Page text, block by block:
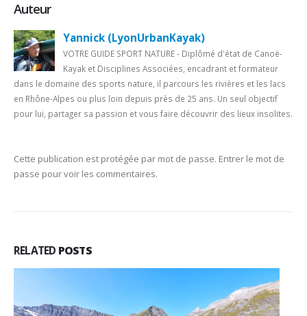
Auteur
Yannick (LyonUrbanKayak)
VOTRE GUIDE SPORT NATURE - Diplômé d'état de Canoë-
Kayak et Disciplines Associées, encadrant et formateur
dans le domaine des sports nature, il parcours les rivières et les lacs
en Rhône-Alpes ou plus loin depuis près de 25 ans. Un seul objectif
pour lui, partager sa passion et vous faire découvrir des lieux insolites.
Cette publication est protégée par mot de passe. Entrer le mot de
passe pour voir les commentaires.
RELATED POSTS